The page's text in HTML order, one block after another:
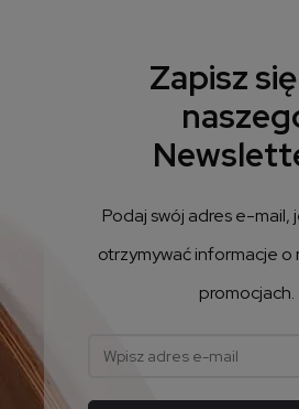
Zapisz
Podaj swój adres e-mail,
otrzymywać informacje o
promocjach.